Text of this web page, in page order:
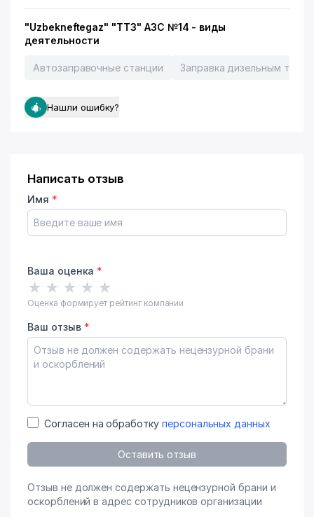
"Uzbekneftegaz" "ТТЗ" АЗС №14 - виды
деятельности
Автозаправочные станции Заправка дизельным
Нашли ошибку?
Написать отзыв
Имя *
Ваша оценка *
★ ★ ★ ★ ★
Оценка формирует рейтинг компании
Ваш отзыв *
Согласен на обработку персональных данных
Оставить отзыв
Отзыв не должен содержать нецензурной брани и
оскорблений в адрес сотрудников организации